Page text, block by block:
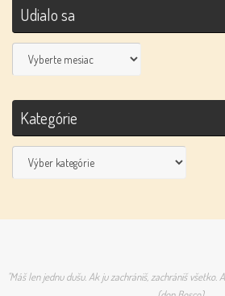
Udialo sa
Udialo
sa
Kategórie
Kategórie
"Máš len jednu dušu. Ak ju zachrániš, zachrániš všetko.